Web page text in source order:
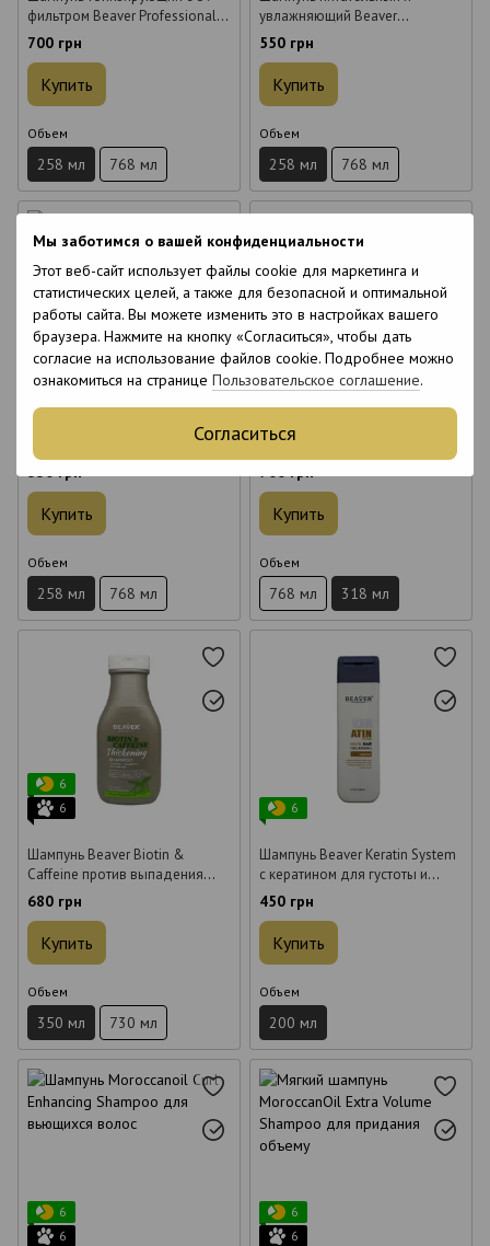
Мы заботимся о вашей конфиденциальности
Этот веб-сайт использует файлы cookie для маркетинга и
статистических целей, а также для безопасной и оптимальной
работы сайта. Вы можете изменить это в настройках вашего
браузера. Нажмите на кнопку «Согласиться», чтобы дать
согласие на использование файлов cookie. Подробнее можно
ознакомиться на странице Пользовательское соглашение.
Согласиться
фильтром Beaver Professional
Hydro Energizing Multi-
Protection Shampoo 258 мл
700 грн
Купить
Объем
258 мл 768 мл
увлажняющий Beaver
Professional Hydro Nutritive
Moisturizing Shampoo 258мл
550 грн
Купить
Объем
258 мл 768 мл
6
6
Шампунь Beaver Hydro Repair
восстановления
поврежденных волос 258 мл
550 грн
Купить
Объем
258 мл 768 мл
6
Ultra Moisture Shampoo для
сухих волос ультра
увлажняющий 318 мл
700 грн
Купить
Объем
768 мл 318 мл
6
6
Шампунь Beaver Biotin &
Caffeine против выпадения
волос 350 мл
680 грн
Купить
Объем
350 мл 730 мл
6
Шампунь Beaver Keratin System
с кератином для густоты и
утолщения волос 200 мл
450 грн
Купить
Объем
200 мл
6
6
6
6